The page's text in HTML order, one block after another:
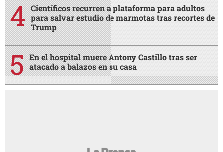
Científicos recurren a plataforma para adultos
para salvar estudio de marmotas tras recortes de
Trump
En el hospital muere Antony Castillo tras ser
atacado a balazos en su casa